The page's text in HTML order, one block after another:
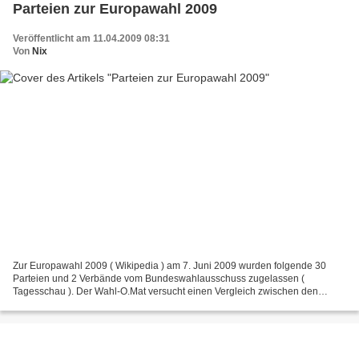
Parteien zur Europawahl 2009
Veröffentlicht am 11.04.2009 08:31
Von Nix
Zur Europawahl 2009 ( Wikipedia ) am 7. Juni 2009 wurden folgende 30
Parteien und 2 Verbände vom Bundeswahlausschuss zugelassen (
Tagesschau ). Der Wahl-O.Mat versucht einen Vergleich zwischen den